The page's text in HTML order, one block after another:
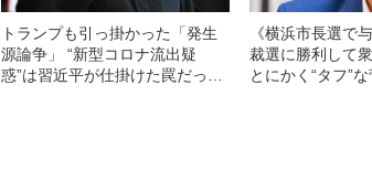
トランプも引っ掛かった「発生
源論争」 “新型コロナ流出疑
惑”は習近平が仕掛けた罠だっ
《横浜市長選で
裁選に勝利して
とにかく“タフ”な